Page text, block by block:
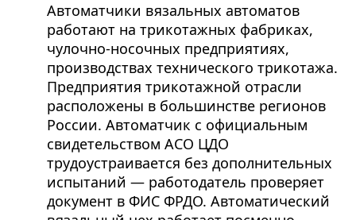
Автоматчики вязальных автоматов
работают на трикотажных фабриках,
чулочно-носочных предприятиях,
производствах технического трикотажа.
Предприятия трикотажной отрасли
расположены в большинстве регионов
России. Автоматчик с официальным
свидетельством АСО ЦДО
трудоустраивается без дополнительных
испытаний — работодатель проверяет
документ в ФИС ФРДО. Автоматический